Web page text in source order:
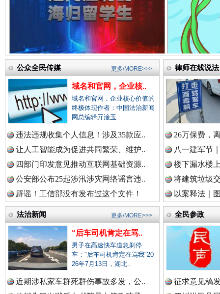
中国医药新闻网.
中国企业新闻网.
中国农业新闻网.
中国视频新闻网.
中国廉政法纪网.
中国律师在线.
雄关漫道展新颜 “
衣柜里的秘密 高速路
公众全民传媒
域名和官网，企业核..
域名和官网，企业核心价值的
终极体现作者：中国法治新闻
网总编辑亓淦玉..
违法违规收集个人信息！涉及35款应..
让人工智能成为促进共同繁荣、维护..
四部门印发意见推动互联网基础资源..
公安部公布25起涉汛涉灾网络谣言违..
辟谣！工信部没有发布过这个文件！
更多/MORE>>> 律师在线说法
26万保费，
八一建军节
楼下漏水楼
将建筑垃圾
以案释法｜
法治新闻
“后车司机肯定在骂..
男子在高速快车道急刹停
车："后车司机肯定在骂我"20
26年7月13日，湖北..
近期涉私家车群死群伤事故多发，公..
更多/MORE>>> 全民参政
征求意见稿